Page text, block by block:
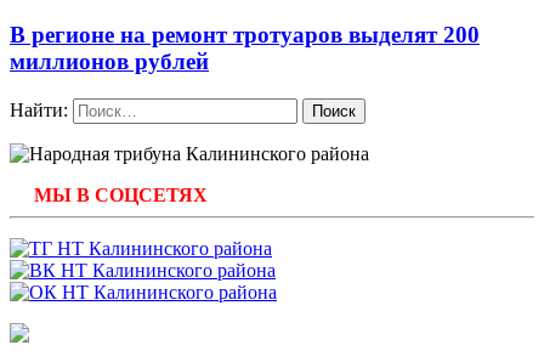
В регионе на ремонт тротуаров выделят 200
миллионов рублей
Найти:
МЫ В СОЦСЕТЯХ